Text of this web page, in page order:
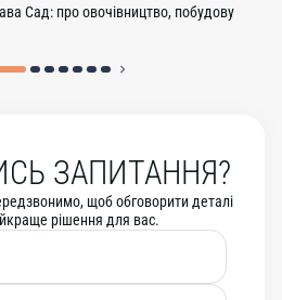
Сад: про овочівництво, побудову
ЗАПИТАННЯ?
щоб обговорити деталі
рішення для вас.